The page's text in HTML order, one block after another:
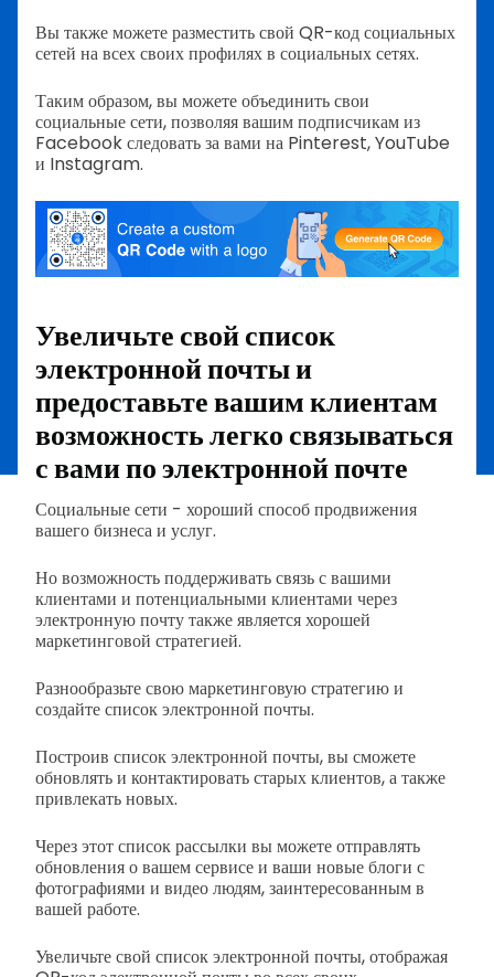
Вы также можете разместить свой QR-код социальных
сетей на всех своих профилях в социальных сетях.
Таким образом, вы можете объединить свои
социальные сети, позволяя вашим подписчикам из
Facebook следовать за вами на Pinterest, YouTube
и Instagram.
Увеличьте свой список
электронной почты и
предоставьте вашим клиентам
возможность легко связываться
с вами по электронной почте
Социальные сети - хороший способ продвижения
вашего бизнеса и услуг.
Но возможность поддерживать связь с вашими
клиентами и потенциальными клиентами через
электронную почту также является хорошей
маркетинговой стратегией.
Разнообразьте свою маркетинговую стратегию и
создайте список электронной почты.
Построив список электронной почты, вы сможете
обновлять и контактировать старых клиентов, а также
привлекать новых.
Через этот список рассылки вы можете отправлять
обновления о вашем сервисе и ваши новые блоги с
фотографиями и видео людям, заинтересованным в
вашей работе.
Увеличьте свой список электронной почты, отображая